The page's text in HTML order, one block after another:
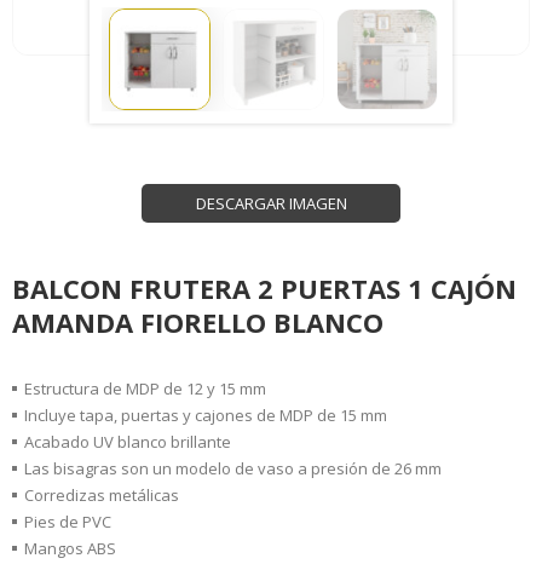
DESCARGAR IMAGEN
BALCON FRUTERA 2 PUERTAS 1 CAJÓN
AMANDA FIORELLO BLANCO
Estructura de MDP de 12 y 15 mm
Incluye tapa, puertas y cajones de MDP de 15 mm
Acabado UV blanco brillante
Las bisagras son un modelo de vaso a presión de 26 mm
Corredizas metálicas
Pies de PVC
Mangos ABS